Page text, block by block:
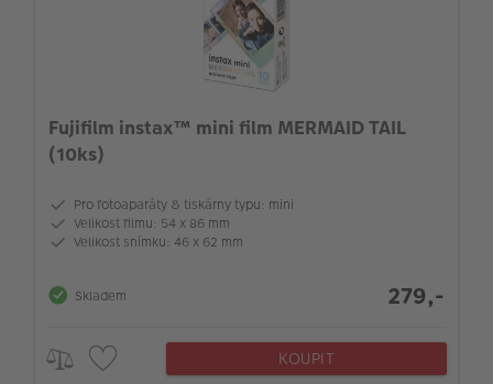
Fujifilm instax™ mini film MERMAID TAIL
(10ks)
Pro fotoaparáty & tiskárny typu: mini
Velikost filmu: 54 x 86 mm
Velikost snímku: 46 x 62 mm
Skladem 279,-
KOUPIT